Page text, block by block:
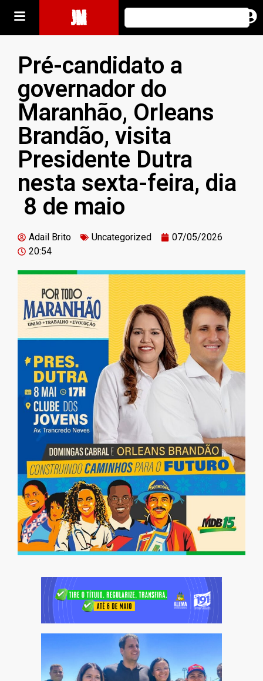
JM
Pré-candidato a
governador do
Maranhão, Orleans
Brandão, visita
Presidente Dutra
nesta sexta-feira, dia
8 de maio
Adail Brito Uncategorized
07/05/2026
20:54